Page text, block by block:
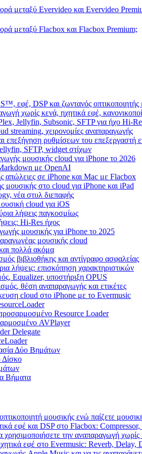
μεταξύ Evervideo και Evervideo
μεταξύ Flacbox και Flacbox Premium;
εφέ, DSP και ζωντανός οπτικοποιητής
χωρίς κενά, ηχητικά εφέ,
Jellyfin, Subsonic, SFTP για ήχο Hi-
streaming, χειρονομίες αναπαραγωγής
επεξήγηση ρυθμίσεων του επεξεργαστή
SFTP, widget στίχων
μουσικής cloud για iPhone το 2026
με OpenAI
σε iPhone και Mac με Flacbox
στο cloud για iPhone και iPad
νέα στυλ διεπαφής
cloud για iOS
λήψεις παγκοσμίως
Hi-Res ήχος
μουσικής για iPhone το 2025
μουσικής cloud
πολλά ακόμα
βιβλιοθήκης και αντίγραφο ασφαλείας
λήψεις: επισκόπηση χαρακτηριστικών
Equalizer, υποστήριξη OPUS
θέση αναπαραγωγής και ετικέτες
cloud στο iPhone με το Evermusic
προσαρμοσμένο Resource Loader
AVPlayer
Delegate
Δύο Βημάτων
Δίσκο
Βήματα
μουσικής ενώ παίζετε
εφέ και DSP στο Flacbox:
χρησιμοποιήσετε την αναπαραγωγή
εφέ στο Evermusic: Reverb,